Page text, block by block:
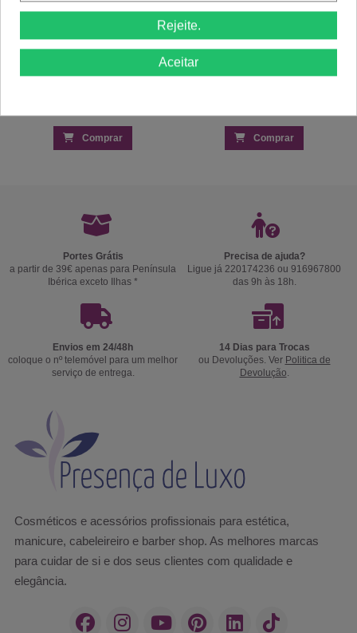
Comprar Comprar
Portes Grátis
a partir de 39€ apenas para Península
Ibérica exceto Ilhas *
Precisa de ajuda?
Ligue já 220174236 ou 916967800
das 9h às 18h.
Envios em 24/48h
coloque o nº telemóvel para um melhor
serviço de entrega.
14 Dias para Trocas
ou Devoluções. Ver Politica de
Devolução.
Cosméticos e acessórios profissionais para estética,
manicure, cabeleireiro e barber shop. As melhores marcas
para cuidar de si e dos seus clientes com qualidade e
elegância.
Rejeite.
Aceitar